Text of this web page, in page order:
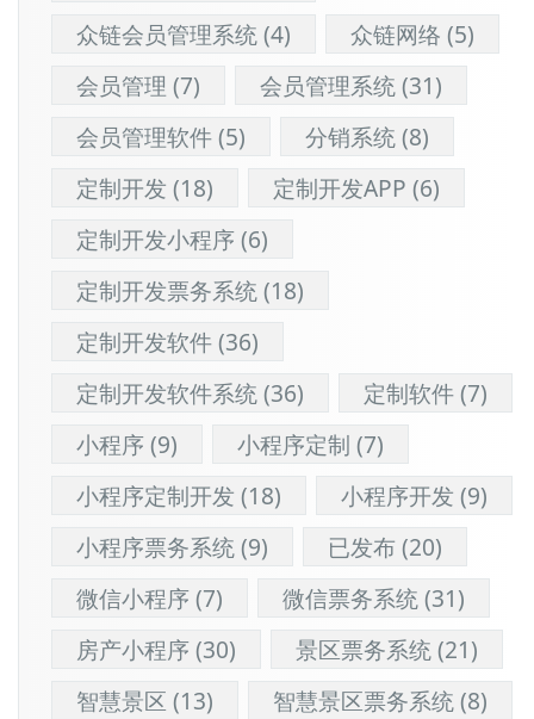
众链会员管理系统(4) 众链网络 (5)
会员管理 (7) 会员管理系统(31)
会员管理软件(5) 分销系统(8)
定制开发 (18) 定制开发APP (6)
定制开发小程序(6)
定制开发票务系统(18)
定制开发软件(36)
定制开发软件系统(36) 定制软件(7)
小程序(9) 小程序定制 (7)
小程序定制开发 (18) 小程序开发 (9)
小程序票务系统(9) 已发布(20)
微信小程序(7) 微信票务系统(31)
房产小程序(30) 景区票务系统(21)
智慧景区 (13) 智慧景区票务系统(8)